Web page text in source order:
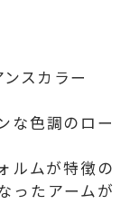
スカラー
な色調のロー
ルムが特徴の
ったアームが